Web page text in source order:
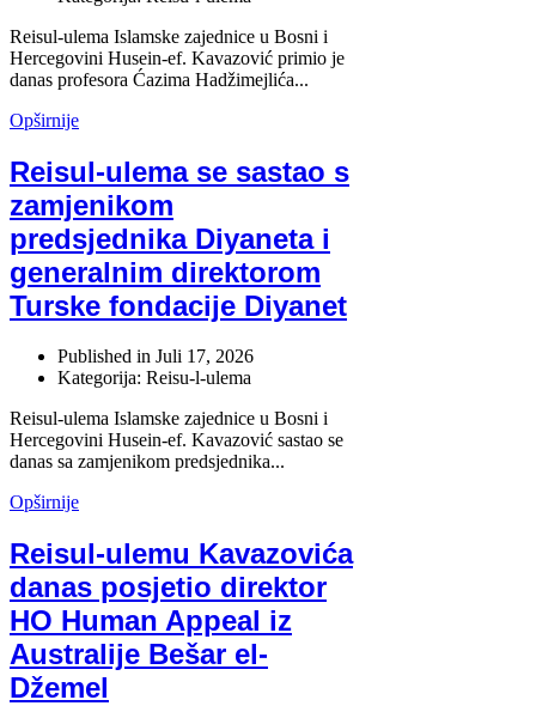
Reisul-ulema Islamske zajednice u Bosni i
Hercegovini Husein-ef. Kavazović primio je
danas profesora Ćazima Hadžimejlića...
Opširnije
Reisul-ulema se sastao s
zamjenikom
predsjednika Diyaneta i
generalnim direktorom
Turske fondacije Diyanet
Published in Juli 17, 2026
Kategorija: Reisu-l-ulema
Reisul-ulema Islamske zajednice u Bosni i
Hercegovini Husein-ef. Kavazović sastao se
danas sa zamjenikom predsjednika...
Opširnije
Reisul-ulemu Kavazovića
danas posjetio direktor
HO Human Appeal iz
Australije Bešar el-
Džemel